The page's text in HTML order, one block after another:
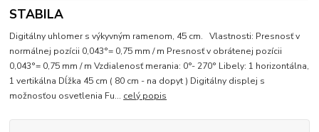
STABILA
Digitálny uhlomer s výkyvným ramenom, 45 cm. Vlastnosti: Presnosť v
normálnej pozícii 0,043°= 0,75 mm / m Presnosť v obrátenej pozícii
0,043°= 0,75 mm / m Vzdialenosť merania: 0°- 270° Libely: 1 horizontálna,
1 vertikálna Dĺžka 45 cm ( 80 cm - na dopyt ) Digitálny displej s
možnosťou osvetlenia Fu... celý popis